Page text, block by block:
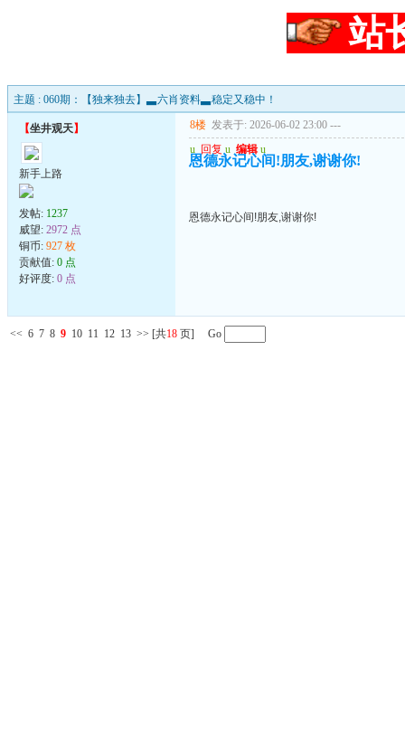
站
主题 : 060期：【独来独去】▃六肖资料▃稳定又稳中！
【坐井观天】
新手上路
发帖: 1237
威望: 2972 点
铜币: 927 枚
贡献值: 0 点
好评度: 0 点
8楼 发表于: 2026-06-02 23:00 ---
u 回复 u 编辑 u
恩德永记心间!朋友,谢谢你!
恩德永记心间!朋友,谢谢你!
<< 6 7 8 9 10 11 12 13 >> [共18 页] Go